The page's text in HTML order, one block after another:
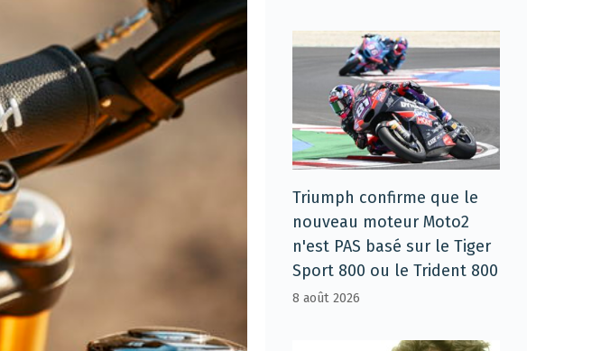
Triumph confirme que le
nouveau moteur Moto2
n'est PAS basé sur le Tiger
Sport 800 ou le Trident 800
8 août 2026